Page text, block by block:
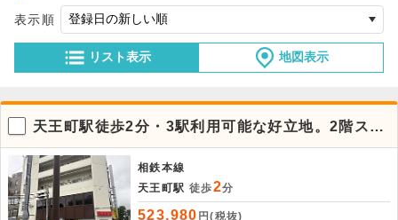
リスト表示 地図表示
表示順
天王町駅徒歩2分・3駅利用可能な好立地。2階スケ
ルトン貸店舗
相鉄本線
天王町駅 徒歩2分
523,980 円(税抜)